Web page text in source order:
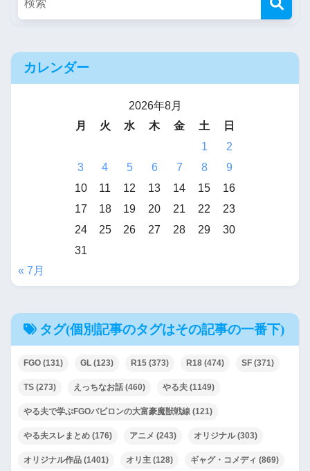
カレンダー
2026年8月
月
火 水 木 金 土
日
1
2
3
4 5 6 7 8
9
10
11 12 13 14 15
16
17
18 19 20 21 22
23
24
25 26 27 28 29
30
31
« 7月
タグ(個別記事のタグはその記事の一番下)
FGO (131) GL (123) R15 (373) R18 (474) SF (371)
TS (273) えっちなお話 (460) やる夫 (1149)
やる夫で学ぶFGOバビロンの大富豪魔獣戦線 (121)
やる夫スレまとめ (176) アニメ (243) オリジナル(303)
オリジナル作品 (1401) オリ主 (128) ギャグ・コメディ (869)